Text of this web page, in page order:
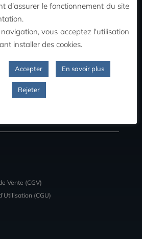
Vente (CGV)
(CGU)
d’assurer le fonctionnement du site
vous acceptez l'utilisation
installer des cookies.
Accepter En savoir plus
Rejeter